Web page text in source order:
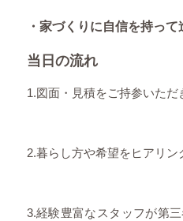
・家づくりに自信を持って
当日の流れ
1.図面・見積をご持参いただ
2.暮らし方や希望をヒアリン
3.経験豊富なスタッフが第